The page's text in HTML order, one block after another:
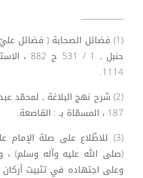
____________
(1) فضائل الصحابة ( فضائل
1114.
187 ، المسمّاة بـ : القاصعة.
(3) للاطّلاع على صلة الإمام
(صلى الله عليه وآله وسلم) ،
وعلى اجتهاده في تثبيت